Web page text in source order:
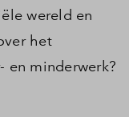
wereld en
het
en minderwerk?